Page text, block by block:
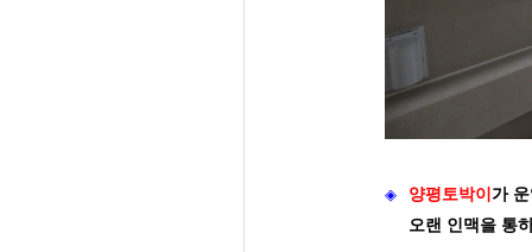
◈ 양평토박이 가
오랜 인맥을 통